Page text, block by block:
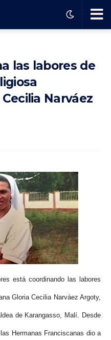
Ha
ble
pro
gra
ma
las labores de
Narváez
está coordinando las labores
Gloria Cecilia Narváez Argoty,
de Karangasso, Malí. Desde
Hermanas Franciscanas dio a